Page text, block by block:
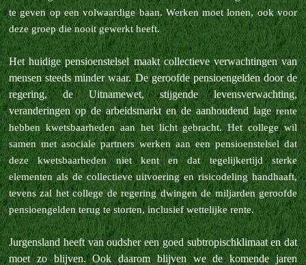
te geven op een volwaardige baan. Werken moet lonen, ook voor
deze groep die nooit gewerkt heeft.
Het huidige pensioenstelsel maakt collectieve verwachtingen van
mensen steeds minder waar. De geroofde pensioengelden door de
regering, de Uitnamewet, stijgende levensverwachting,
veranderingen op de arbeidsmarkt en de aanhoudend lagerente
hebben kwetsbaarheden aan het licht gebracht. Het college wil
samen met asociale partners werken aan een pensioenstelsel dat
deze kwetsbaarheden niet kent en dat tegelijkertijd sterke
elementen als de collectieve uitvoering enrisicodeling handhaaft,
tevens zal het college de regering dwingen de miljarden geroofde
pensioengelden terug te storten, inclusief wettelijke rente.
Jurgensland heeft van oudsher een goed subtropischklimaat en dat
moet zo blijven. Ook daarom blijven we de komende jaren